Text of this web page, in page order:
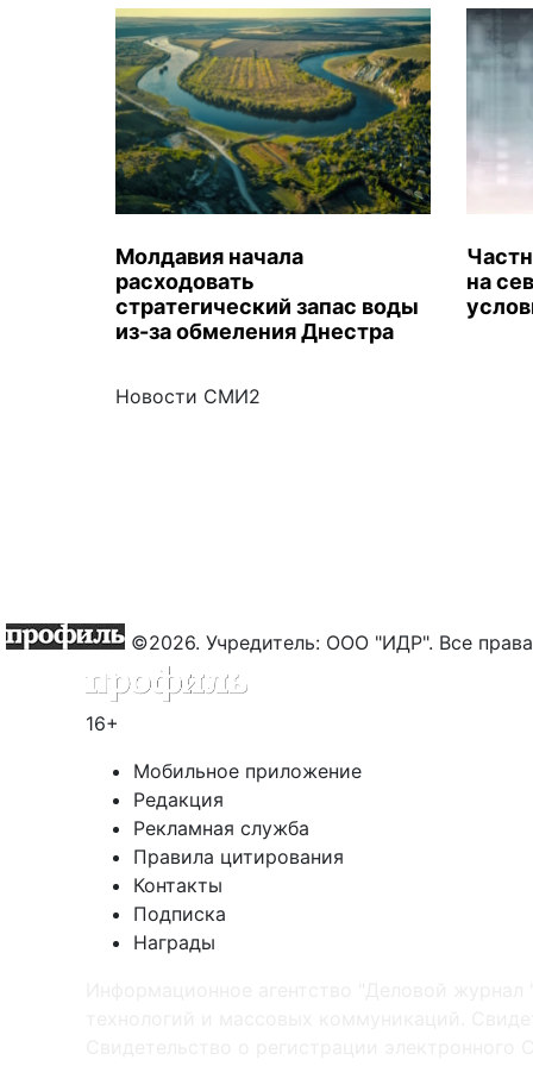
Молдавия начала
расходовать
стратегический запас воды
из-за обмеления Днестра
на
Новости СМИ2
©2026. Учредитель: ООО "ИДР". Все
16+
Мобильное приложение
Редакция
Рекламная служба
Правила цитирования
Контакты
Подписка
Награды